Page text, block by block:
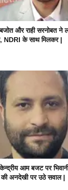
और राही सरनोबत ने
NDRI के साथ मिलकर |
आम बजट पर
की अनदेखी पर उठे सवाल |